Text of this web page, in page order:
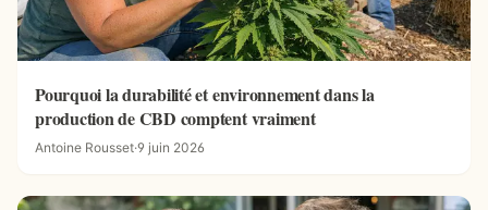
Pourquoi la durabilité et environnement dans la
production de CBD comptent vraiment
Antoine Rousset·9 juin 2026